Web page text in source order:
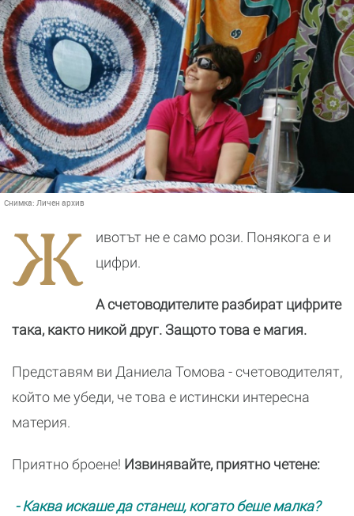
Снимка: Личен архив
Ж
ивотът не е само рози. Понякога е и
цифри.
А счетоводителите разбират цифрите
така, както никой друг. Защото това е магия.
Представям ви Даниела Томова - счетоводителят,
който ме убеди, че това е истински интересна
материя.
Приятно броене! Извинявайте, приятно четене:
- Каква искаше да станеш, когато беше малка?